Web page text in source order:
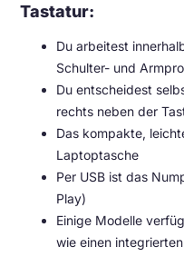
Tastatur:
Du arbeitest
Schulter- und
Du entscheidest
rechts neben der
Das kompakte,
Laptoptasche
Per USB ist das
Play)
Einige Modelle
wie einen